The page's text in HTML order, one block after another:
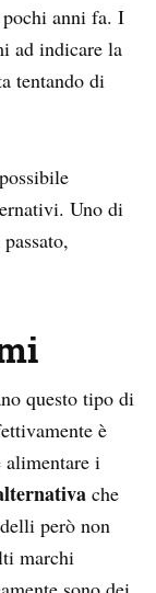
anni fa. I
ad indicare la
tentando di
Uno di
questo tipo di
è
alimentare i
che
però non
marchi